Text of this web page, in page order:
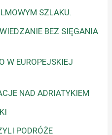
SZLAKU.
BEZ SIĘGANIA
W EUROPEJSKIEJ
NAD ADRIATYKIEM
PODRÓŻE